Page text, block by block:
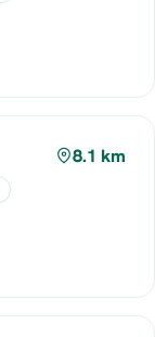
8.1 km